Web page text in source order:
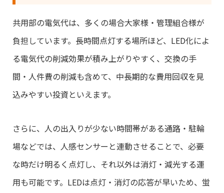
共用部の電気代は、多くの場合大家様・管理組合様が
負担しています。長時間点灯する場所ほど、LED化によ
る電気代の削減効果が積み上がりやすく、交換の手
間・人件費の削減も含めて、中長期的な費用回収を見
込みやすい投資といえます。
さらに、人の出入りが少ない時間帯がある通路・駐輪
場などでは、人感センサーと連動させることで、必要
な時だけ明るく点灯し、それ以外は消灯・減光する運
用も可能です。LEDは点灯・消灯の応答が早いため、蛍